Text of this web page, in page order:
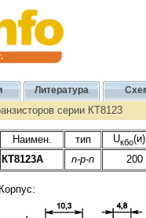
Литература
серии КТ8123
Наимен. тип Uкбо
КТ8123А
n-p-n 200
Корпус: